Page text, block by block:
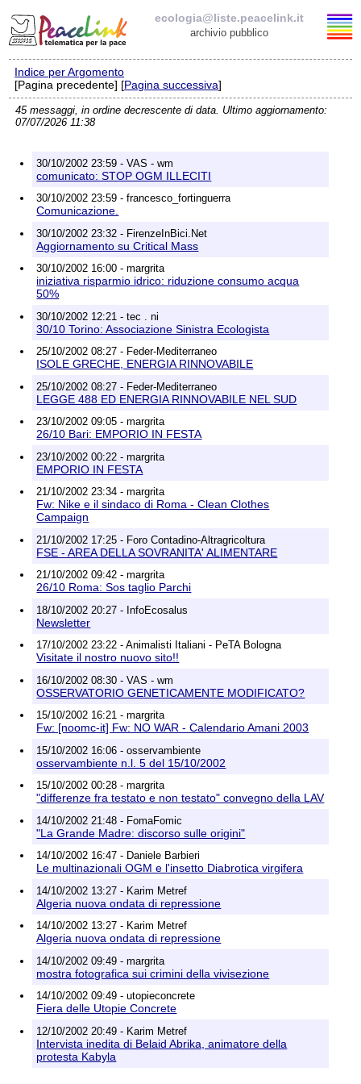
ecologia@liste.peacelink.it
archivio pubblico
Elenco delle liste
ecologia@liste.peacelink.it
Richieste di rimozione
Indice per Argomento
[Pagina precedente] [Pagina successiva]
45 messaggi, in ordine decrescente di data. Ultimo aggiornamento:
07/07/2026 11:38
30/10/2002 23:59 - VAS - wm
comunicato: STOP OGM ILLECITI
30/10/2002 23:59 - francesco_fortinguerra
Comunicazione.
30/10/2002 23:32 - FirenzeInBici.Net
Aggiornamento su Critical Mass
30/10/2002 16:00 - margrita
iniziativa risparmio idrico: riduzione consumo acqua
50%
30/10/2002 12:21 - tec . ni
30/10 Torino: Associazione Sinistra Ecologista
25/10/2002 08:27 - Feder-Mediterraneo
ISOLE GRECHE, ENERGIA RINNOVABILE
25/10/2002 08:27 - Feder-Mediterraneo
LEGGE 488 ED ENERGIA RINNOVABILE NEL SUD
23/10/2002 09:05 - margrita
26/10 Bari: EMPORIO IN FESTA
23/10/2002 00:22 - margrita
EMPORIO IN FESTA
21/10/2002 23:34 - margrita
Fw: Nike e il sindaco di Roma - Clean Clothes
Campaign
21/10/2002 17:25 - Foro Contadino-Altragricoltura
FSE - AREA DELLA SOVRANITA' ALIMENTARE
21/10/2002 09:42 - margrita
26/10 Roma: Sos taglio Parchi
18/10/2002 20:27 - InfoEcosalus
Newsletter
17/10/2002 23:22 - Animalisti Italiani - PeTA Bologna
Visitate il nostro nuovo sito!!
16/10/2002 08:30 - VAS - wm
OSSERVATORIO GENETICAMENTE MODIFICATO?
15/10/2002 16:21 - margrita
Fw: [noomc-it] Fw: NO WAR - Calendario Amani 2003
15/10/2002 16:06 - osservambiente
osservambiente n.l. 5 del 15/10/2002
15/10/2002 00:28 - margrita
"differenze fra testato e non testato" convegno della LAV
14/10/2002 21:48 - FomaFomic
"La Grande Madre: discorso sulle origini"
14/10/2002 16:47 - Daniele Barbieri
Le multinazionali OGM e l'insetto Diabrotica virgifera
14/10/2002 13:27 - Karim Metref
Algeria nuova ondata di repressione
14/10/2002 13:27 - Karim Metref
Algeria nuova ondata di repressione
14/10/2002 09:49 - margrita
mostra fotografica sui crimini della vivisezione
14/10/2002 09:49 - utopieconcrete
Fiera delle Utopie Concrete
12/10/2002 20:49 - Karim Metref
Intervista inedita di Belaid Abrika, animatore della
protesta Kabyla